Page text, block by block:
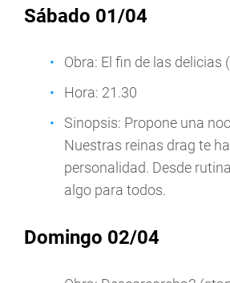
Sábado 01/04
Obra: El fin de las delicias
Hora: 21.30
Sinopsis: Propone una
Nuestras reinas drag te
personalidad. Desde
algo para todos.
Domingo 02/04